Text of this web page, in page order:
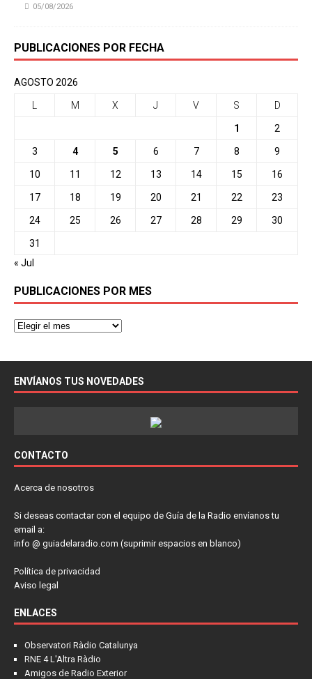
05/08/2026
PUBLICACIONES POR FECHA
AGOSTO 2026
M X J V S D
1 2
3 4 5 6 7 8 9
10 11 12 13 14 15 16
17 18 19 20 21 22 23
24 25 26 27 28 29 30
31
« Jul
PUBLICACIONES POR MES
ENVÍANOS TUS NOVEDADES
CONTACTO
Acerca de nosotros
Si deseas contactar con el equipo de Guía de la Radio envíanos tu
email a:
info @ guiadelaradio.com (suprimir espacios en blanco)
Política de privacidad
Aviso legal
ENLACES
Observatori Ràdio Catalunya
RNE 4 L'Altra Ràdio
Amigos de Radio Exterior